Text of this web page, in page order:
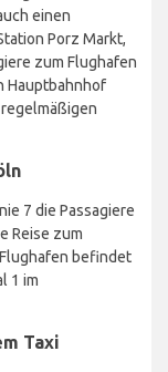
einen
Porz Markt,
zum Flughafen
Hauptbahnhof
7 die Passagiere
Reise zum
befindet
1 im
Taxi